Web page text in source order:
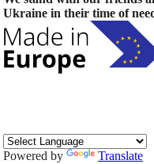
Ukraine in their time of
Powered by Translate